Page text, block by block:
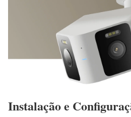
Instalação e